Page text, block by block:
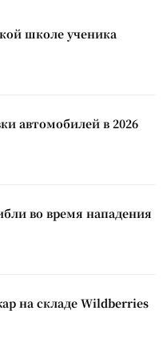
школе ученика
автомобилей в 2026
во время нападения
на складе Wildberries